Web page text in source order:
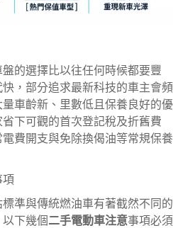
的選擇比以往任何時候都要豐
，部分追求最新科技的車主會頻
車齡新、里數低且保養良好的優
下可觀的首次登記稅及折舊費
費開支與免除換偈油等常規保養
項
標準與傳統燃油車有著截然不同的
下幾個 二手電動車注意事項必須